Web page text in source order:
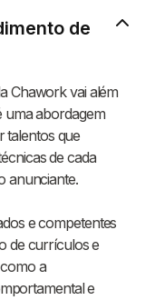
de
Chawork vai além
uma abordagem
talentos que
de cada
anunciante.
e competentes
de currículos e
a
e